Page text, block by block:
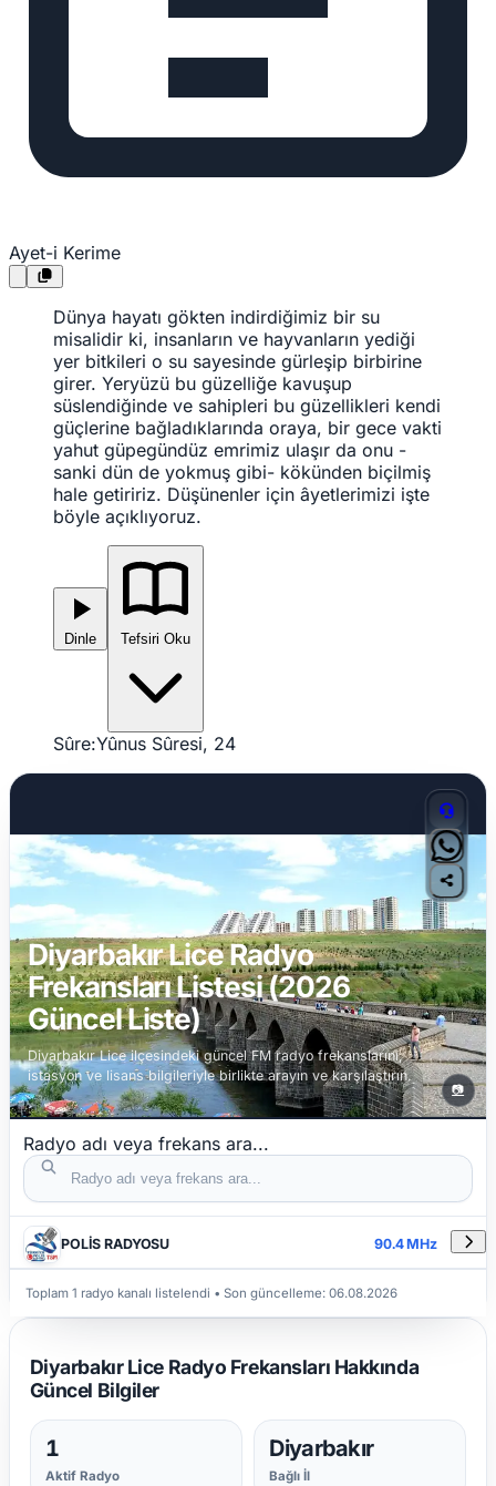
Ayet-i Kerime
Dünya hayatı gökten indirdiğimiz bir su
misalidir ki, insanların ve hayvanların yediği
yer bitkileri o su sayesinde gürleşip birbirine
girer. Yeryüzü bu güzelliğe kavuşup
süslendiğinde ve sahipleri bu güzellikleri kendi
güçlerine bağladıklarında oraya, bir gece vakti
yahut güpegündüz emrimiz ulaşır da onu -
sanki dün de yokmuş gibi- kökünden biçilmiş
hale getiririz. Düşünenler için âyetlerimizi işte
böyle açıklıyoruz.
Dinle
Sûre:Yûnus Sûresi, 24
📷
Diyarbakır Lice Radyo
Frekansları Listesi (2026
Güncel Liste)
Diyarbakır Lice ilçesindeki güncel FM radyo frekanslarını,
istasyon ve lisans bilgileriyle birlikte arayın ve karşılaştırın.
Radyo adı veya frekans ara...
RADYO ADI DETAYLAR
POLİS RADYOSU 90.4 MHz
Toplam 1 radyo kanalı listelendi • Son güncelleme:06.08.2026
Diyarbakır Lice Radyo Frekansları Hakkında
Güncel Bilgiler
1
Aktif Radyo
Diyarbakır
Bağlı İl